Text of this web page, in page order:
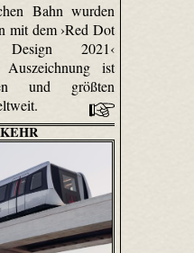
Bahn wurden
mit dem ›Red Dot
2021‹
Auszeichnung ist
und größten